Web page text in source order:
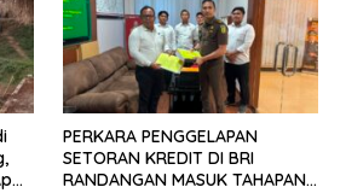
PERKARA PENGGELAPAN
SETORAN KREDIT DI BRI
RANDANGAN MASUK TAHAPAN